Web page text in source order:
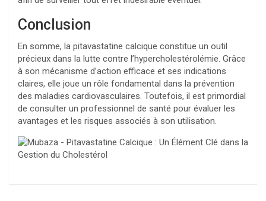
Conclusion
En somme, la pitavastatine calcique constitue un outil
précieux dans la lutte contre l’hypercholestérolémie. Grâce
à son mécanisme d’action efficace et ses indications
claires, elle joue un rôle fondamental dans la prévention
des maladies cardiovasculaires. Toutefois, il est primordial
de consulter un professionnel de santé pour évaluer les
avantages et les risques associés à son utilisation.